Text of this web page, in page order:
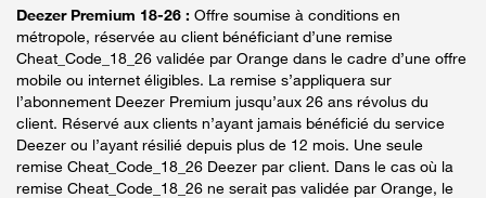
Deezer Premium 18-26 : Offre soumise à conditions en
métropole, réservée au client bénéficiant d’une remise
Cheat_Code_18_26 validée par Orange dans le cadre d’une offre
mobile ou internet éligibles. La remise s’appliquera sur
l’abonnement Deezer Premium jusqu’aux 26 ans révolus du
client. Réservé aux clients n’ayant jamais bénéficié du service
Deezer ou l’ayant résilié depuis plus de 12 mois. Une seule
remise Cheat_Code_18_26 Deezer par client. Dans le cas où la
remise Cheat_Code_18_26 ne serait pas validée par Orange, le